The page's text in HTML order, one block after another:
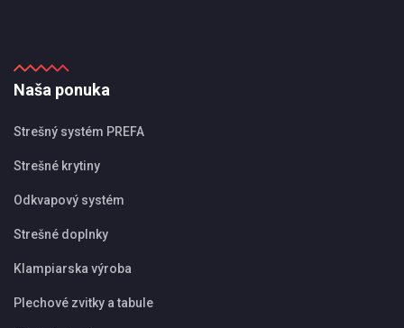
Naša ponuka
Strešný systém PREFA
Strešné krytiny
Odkvapový systém
Strešné doplnky
Klampiarska výroba
Plechové zvitky a tabule